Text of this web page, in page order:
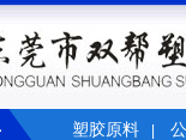
塑胶原料